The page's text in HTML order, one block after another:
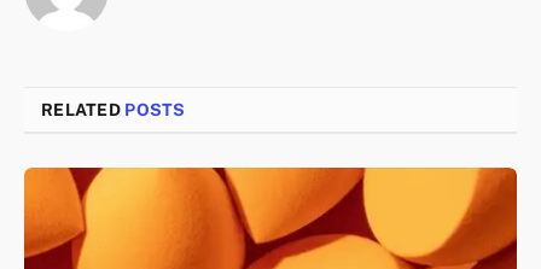
RELATED POSTS